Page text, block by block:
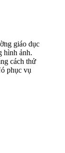
giáo dục
hình ảnh.
cách thử
phục vụ